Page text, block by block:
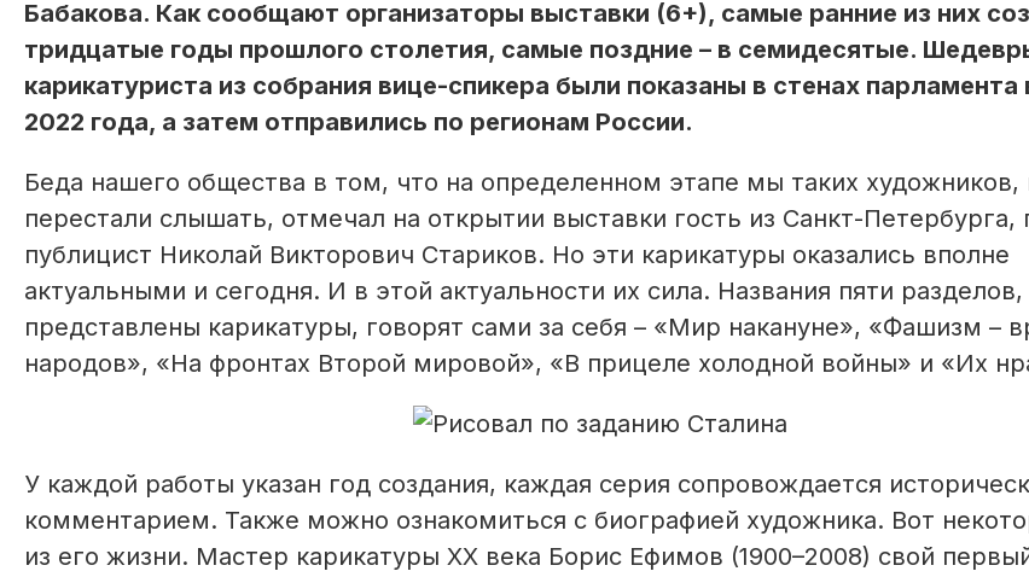
Бабакова. Как сообщают организаторы выставки (6+), самые ранние из них
тридцатые годы прошлого столетия, самые поздние – в семидесятые.
карикатуриста из собрания вице-спикера были показаны в стенах парламента
2022 года, а затем отправились по регионам России.
Беда нашего общества в том, что на определенном этапе мы таких художников,
перестали слышать, отмечал на открытии выставки гость из Санкт-Петербурга,
публицист Николай Викторович Стариков. Но эти карикатуры оказались вполне
актуальными и сегодня. И в этой актуальности их сила. Названия пяти
представлены карикатуры, говорят сами за себя – «Мир накануне», «Фашизм –
народов», «На фронтах Второй мировой», «В прицеле холодной войны» и «Их
У каждой работы указан год создания, каждая серия сопровождается
комментарием. Также можно ознакомиться с биографией художника. Вот
из его жизни. Мастер карикатуры XX века Борис Ефимов (1900–2008) свой